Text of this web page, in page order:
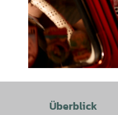
Überblick